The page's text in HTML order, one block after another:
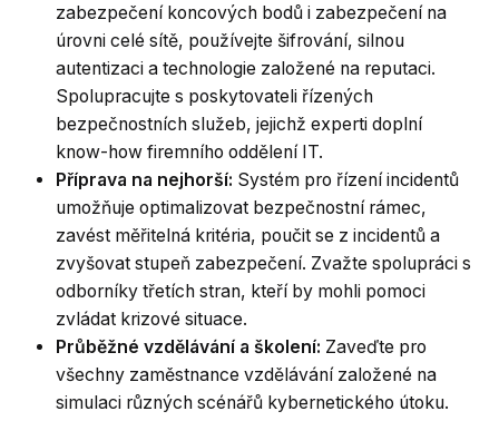
zabezpečení koncových bodů i zabezpečení na
úrovni celé sítě, používejte šifrování, silnou
autentizaci a technologie založené na reputaci.
Spolupracujte s poskytovateli řízených
bezpečnostních služeb, jejichž experti doplní
know-how firemního oddělení IT.
Příprava na nejhorší: Systém pro řízení incidentů
umožňuje optimalizovat bezpečnostní rámec,
zavést měřitelná kritéria, poučit se z incidentů a
zvyšovat stupeň zabezpečení. Zvažte spolupráci s
odborníky třetích stran, kteří by mohli pomoci
zvládat krizové situace.
Průběžné vzdělávání a školení: Zaveďte pro
všechny zaměstnance vzdělávání založené na
simulaci různých scénářů kybernetického útoku.